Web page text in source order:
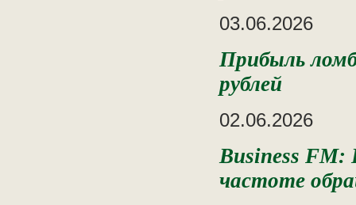
03.06.2026
Прибыль
рублей
02.06.2026
Business FM:
частоте